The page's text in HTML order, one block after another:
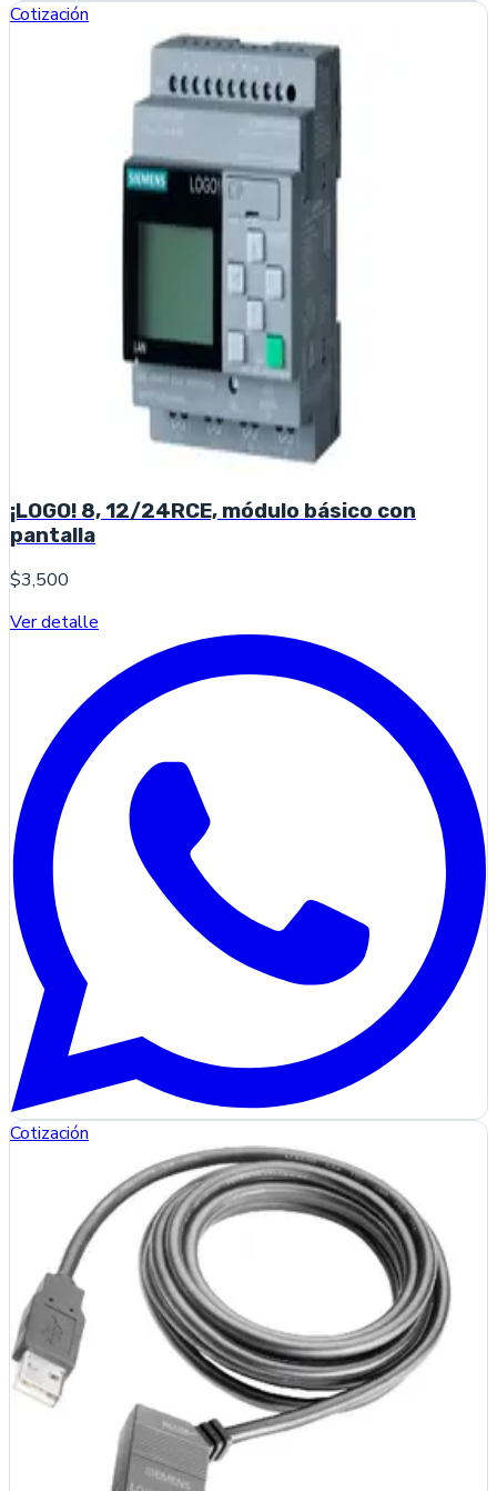
Cotización
¡LOGO! 8, 12/24RCE, módulo básico con
pantalla
$3,500
Ver detalle
Cotización